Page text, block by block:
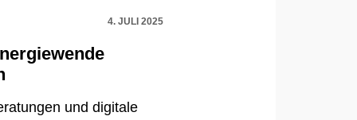
4. JULI 2025
und digitale